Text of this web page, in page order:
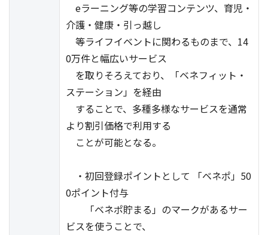
eラーニング等の学習コンテンツ、育児・
介護・健康・引っ越し
等ライフイベントに関わるものまで、14
0万件と幅広いサービス
を取りそろえており、「ベネフィット・
ステーション」を経由
することで、多種多様なサービスを通常
より割引価格で利用する
ことが可能となる。
・初回登録ポイントとして 「ベネポ」50
0ポイント付与
「ベネポ貯まる」のマークがあるサー
ビスを使うことで、